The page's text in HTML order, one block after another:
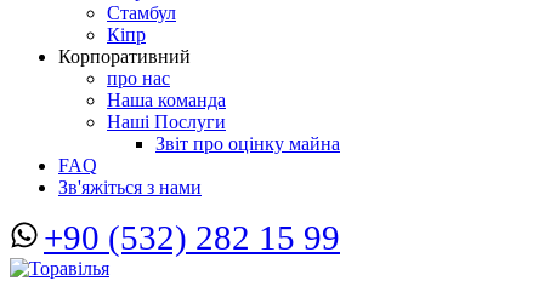
Стамбул
Кіпр
Корпоративний
про нас
Наша команда
Наші Послуги
Звіт про оцінку майна
FAQ
Зв'яжіться з нами
+90 (532) 282 15 99